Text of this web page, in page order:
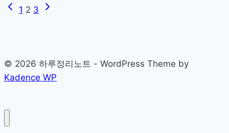
의
Page
Previous
1 2 3
Next
© 2026 하루정리노트 - WordPress Theme by
Kadence WP